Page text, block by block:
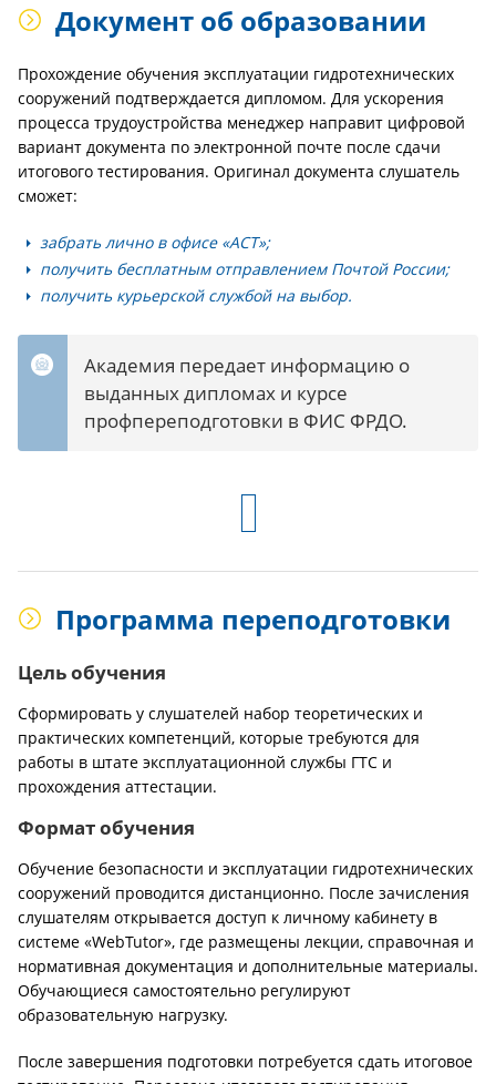
Документ об образовании
Прохождение обучения эксплуатации гидротехнических
сооружений подтверждается дипломом. Для ускорения
процесса трудоустройства менеджер направит цифровой
вариант документа по электронной почте после сдачи
итогового тестирования. Оригинал документа слушатель
сможет:
забрать лично в офисе «АСТ»;
получить бесплатным отправлением Почтой России;
получить курьерской службой на выбор.
Академия передает информацию о
выданных дипломах и курсе
профпереподготовки в ФИС ФРДО.
Программа переподготовки
Цель обучения
Сформировать у слушателей набор теоретических и
практических компетенций, которые требуются для
работы в штате эксплуатационной службы ГТС и
прохождения аттестации.
Формат обучения
Обучение безопасности и эксплуатации гидротехнических
сооружений проводится дистанционно. После зачисления
слушателям открывается доступ к личному кабинету в
системе «WebTutor», где размещены лекции, справочная и
нормативная документация и дополнительные материалы.
Обучающиеся самостоятельно регулируют
образовательную нагрузку.
После завершения подготовки потребуется сдать итоговое